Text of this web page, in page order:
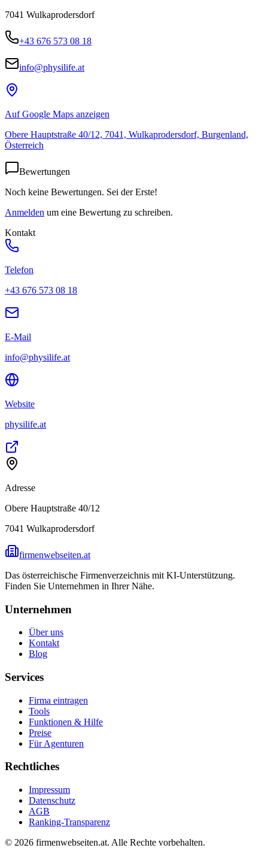
7041 Wulkaprodersdorf
+43 676 573 08 18
info@physilife.at
Auf Google Maps anzeigen
Obere Hauptstraße 40/12, 7041, Wulkaprodersdorf, Burgenland,
Österreich
Bewertungen
Noch keine Bewertungen. Sei der Erste!
Anmelden um eine Bewertung zu schreiben.
Kontakt
Telefon
+43 676 573 08 18
E-Mail
info@physilife.at
Website
physilife.at
Adresse
Obere Hauptstraße 40/12
7041 Wulkaprodersdorf
firmenwebseiten.at
Das österreichische Firmenverzeichnis mit KI-Unterstützung.
Finden Sie Unternehmen in Ihrer Nähe.
Unternehmen
Über uns
Kontakt
Blog
Services
Firma eintragen
Tools
Funktionen & Hilfe
Preise
Für Agenturen
Rechtliches
Impressum
Datenschutz
AGB
Ranking-Transparenz
© 2026 firmenwebseiten.at. Alle Rechte vorbehalten.